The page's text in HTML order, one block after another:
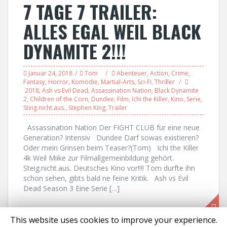
7 TAGE 7 TRAILER:
ALLES EGAL WEIL BLACK
DYNAMITE 2!!!
Januar 24, 2018 Tom Abenteuer, Action, Crime,
Fantasy, Horror, Komödie, Martial-Arts, Sci-Fi, Thriller
2018, Ash vs Evil Dead, Assassination Nation, Black Dynamite
2, Children of the Corn, Dundee, Film, Ichi the Killer, Kino, Serie,
Steig.nicht.aus., Stephen King, Trailer
Assassination Nation Der FIGHT CLUB für eine neue
Generation? Intensiv Dundee Darf sowas existieren?
Oder mein Grinsen beim Teaser?(Tom) Ichi the Killer
4k Weil Miike zur Filmallgemeinbildung gehört.
Steig.nicht.aus. Deutsches Kino vor!!!! Tom durfte ihn
schon sehen, gibts bald ne feine Kritik. Ash vs Evil
Dead Season 3 Eine Serie […]
This website uses cookies to improve your experience.